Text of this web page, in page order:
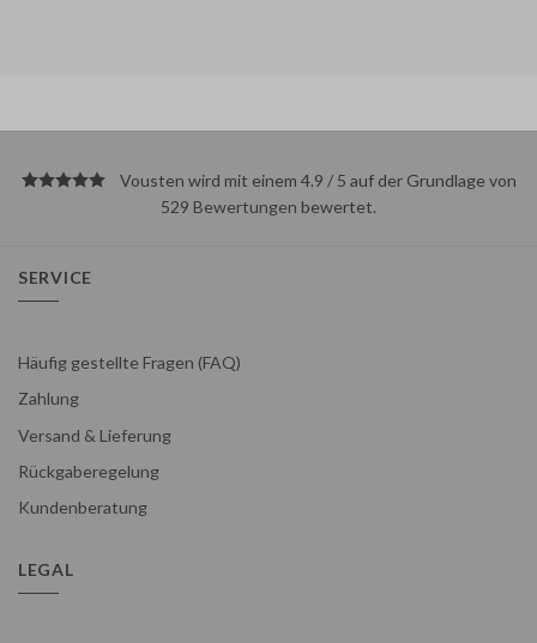
Vousten wird mit einem 4.9 / 5 auf der Grundlage von
529 Bewertungen bewertet.
SERVICE
Häufig gestellte Fragen (FAQ)
Zahlung
Versand & Lieferung
Rückgaberegelung
Kundenberatung
LEGAL